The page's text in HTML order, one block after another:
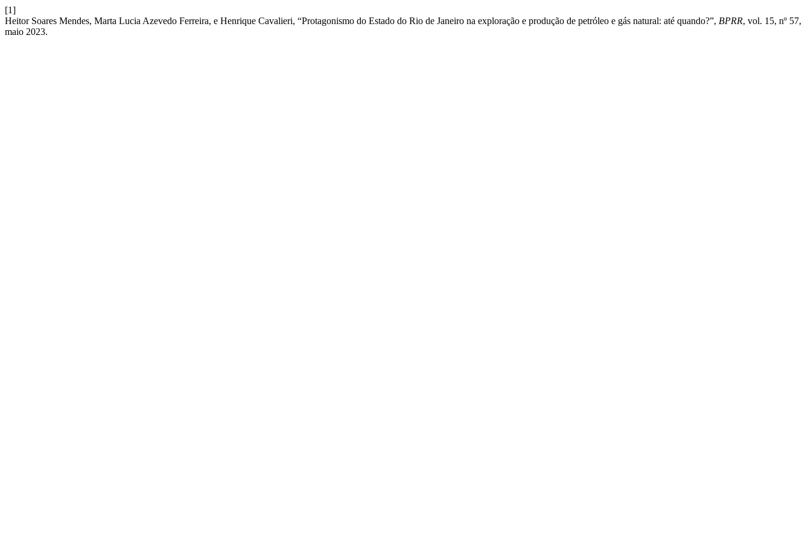
[1]
Heitor Soares Mendes, Marta Lucia Azevedo Ferreira, e Henrique Cavalieri, “Protagonismo do Estado do Rio de Janeiro na exploração e produção de petróleo e gás natural: até quando?”, BPRR, vol. 15, nº 57,
maio 2023.